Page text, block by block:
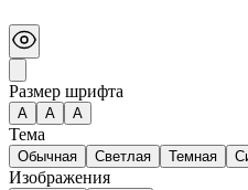
Размер шрифта
А A A
Тема
Обычная Светлая Темная
Изображения